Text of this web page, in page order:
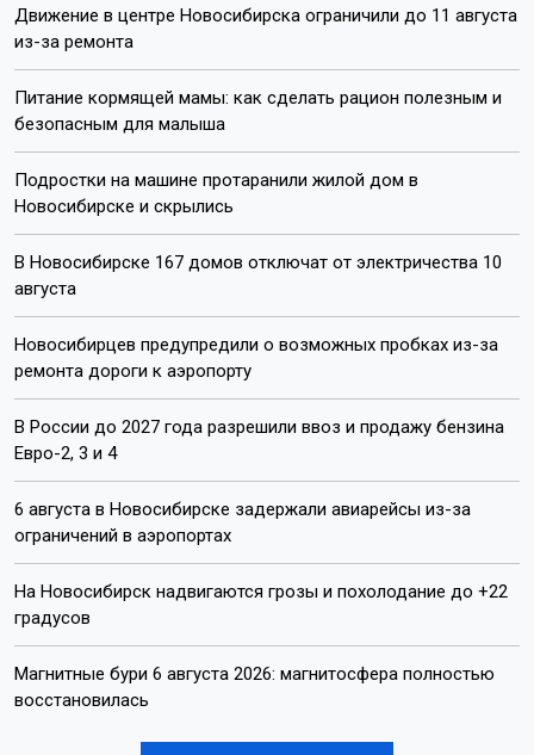
Движение в центре Новосибирска ограничили до 11 августа
из-за ремонта
Питание кормящей мамы: как сделать рацион полезным и
безопасным для малыша
Подростки на машине протаранили жилой дом в
Новосибирске и скрылись
В Новосибирске 167 домов отключат от электричества 10
августа
Новосибирцев предупредили о возможных пробках из-за
ремонта дороги к аэропорту
В России до 2027 года разрешили ввоз и продажу бензина
Евро-2, 3 и 4
6 августа в Новосибирске задержали авиарейсы из-за
ограничений в аэропортах
На Новосибирск надвигаются грозы и похолодание до +22
градусов
Магнитные бури 6 августа 2026: магнитосфера полностью
восстановилась